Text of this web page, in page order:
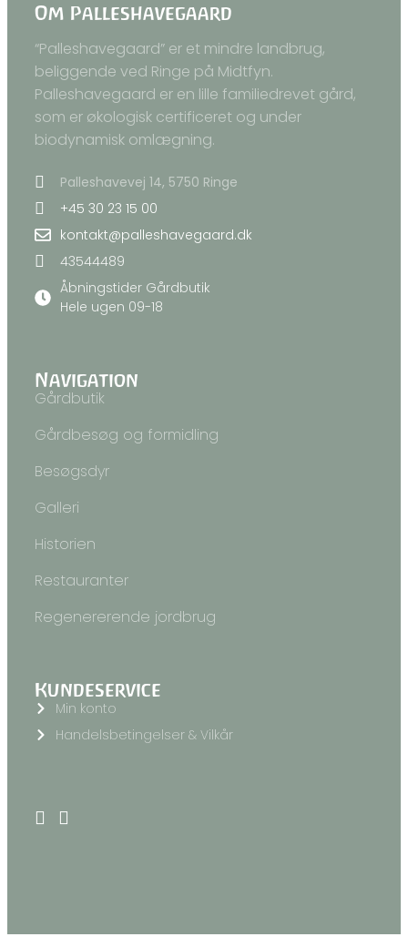
Om Palleshavegaard
“Palleshavegaard” er et mindre landbrug,
beliggende ved Ringe på Midtfyn.
Palleshavegaard er en lille familiedrevet gård,
som er økologisk certificeret og under
biodynamisk omlægning.
Palleshavevej 14, 5750 Ringe
+45 30 23 15 00
kontakt@palleshavegaard.dk
43544489
Åbningstider Gårdbutik
Hele ugen 09-18
Navigation
Gårdbutik
Gårdbesøg og formidling
Besøgsdyr
Galleri
Historien
Restauranter
Regenererende jordbrug
Kundeservice
Min konto
Handelsbetingelser & Vilkår